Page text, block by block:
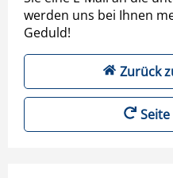
werden uns bei Ihnen
Geduld!
Zurück